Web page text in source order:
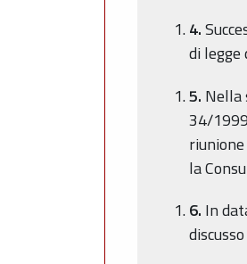
4.
di
5. Nella
34/
la
6. In